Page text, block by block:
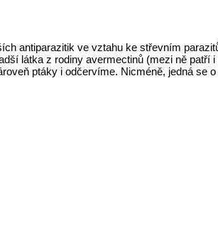
antiparazitik ve vztahu ke střevním
látka z rodiny avermectinů (mezi ně
ptáky i odčervíme. Nicméně, jedná se